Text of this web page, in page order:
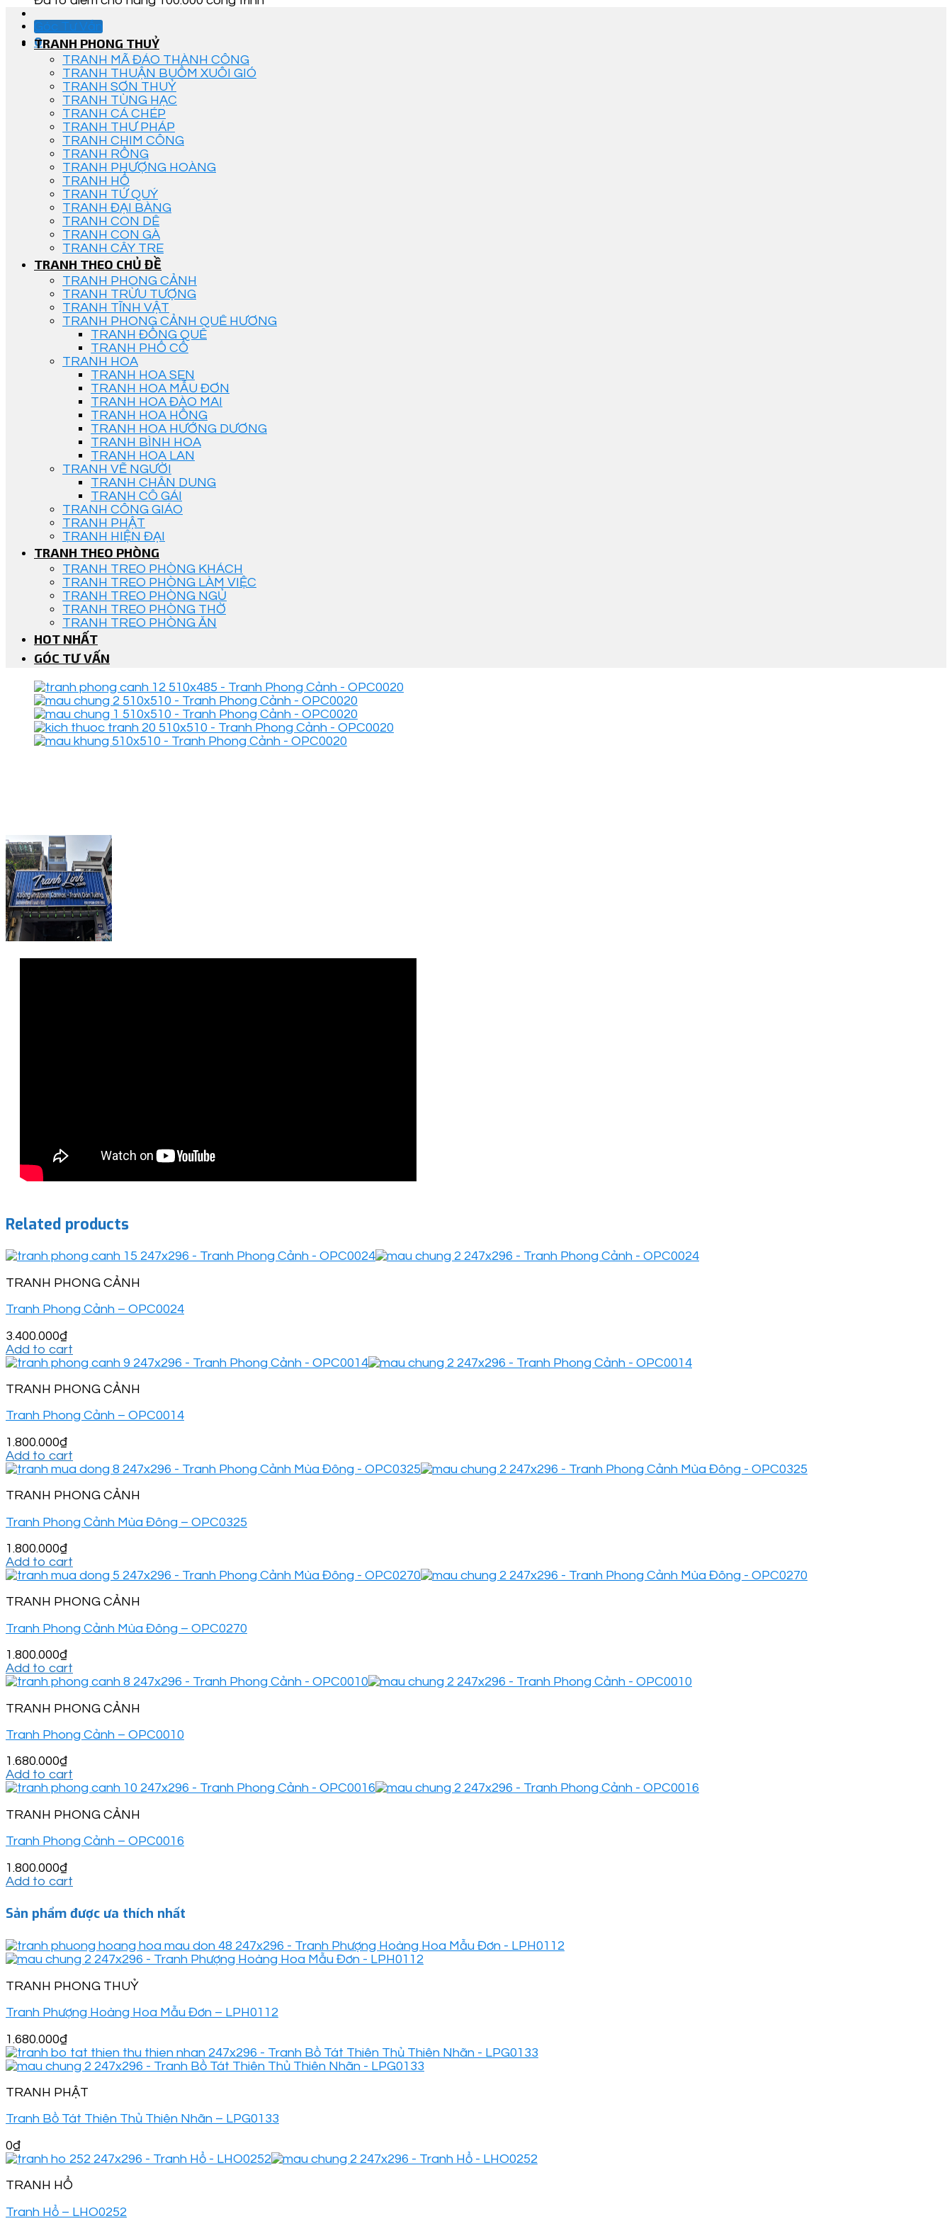
Góc Tư Vấn
0
TRANH PHONG THUỶ
TRANH MÃ ĐÁO THÀNH CÔNG
TRANH THUẬN BUỒM XUÔI GIÓ
TRANH SƠN THUỶ
TRANH TÙNG HẠC
TRANH CÁ CHÉP
TRANH THƯ PHÁP
TRANH CHIM CÔNG
TRANH RỒNG
TRANH PHƯỢNG HOÀNG
TRANH HỔ
TRANH TỨ QUÝ
TRANH ĐẠI BÀNG
TRANH CON DÊ
TRANH CON GÀ
TRANH CÂY TRE
TRANH THEO CHỦ ĐỀ
TRANH PHONG CẢNH
TRANH TRỪU TƯỢNG
TRANH TĨNH VẬT
TRANH PHONG CẢNH QUÊ HƯƠNG
TRANH ĐỒNG QUÊ
TRANH PHỐ CỔ
TRANH HOA
TRANH HOA SEN
TRANH HOA MẪU ĐƠN
TRANH HOA ĐÀO MAI
TRANH HOA HỒNG
TRANH HOA HƯỚNG DƯƠNG
TRANH BÌNH HOA
TRANH HOA LAN
TRANH VẼ NGƯỜI
TRANH CHÂN DUNG
TRANH CÔ GÁI
TRANH CÔNG GIÁO
TRANH PHẬT
TRANH HIỆN ĐẠI
TRANH THEO PHÒNG
TRANH TREO PHÒNG KHÁCH
TRANH TREO PHÒNG LÀM VIỆC
TRANH TREO PHÒNG NGỦ
TRANH TREO PHÒNG THỜ
TRANH TREO PHÒNG ĂN
HOT NHẤT
GÓC TƯ VẤN
Related products
TRANH PHONG CẢNH
Tranh Phong Cảnh – OPC0024
3.400.000₫
Add to cart
TRANH PHONG CẢNH
Tranh Phong Cảnh – OPC0014
1.800.000₫
Add to cart
TRANH PHONG CẢNH
Tranh Phong Cảnh Mùa Đông – OPC0325
1.800.000₫
Add to cart
TRANH PHONG CẢNH
Tranh Phong Cảnh Mùa Đông – OPC0270
1.800.000₫
Add to cart
TRANH PHONG CẢNH
Tranh Phong Cảnh – OPC0010
1.680.000₫
Add to cart
TRANH PHONG CẢNH
Tranh Phong Cảnh – OPC0016
1.800.000₫
Add to cart
Sản phẩm được ưa thích nhất
TRANH PHONG THUỶ
Tranh Phượng Hoàng Hoa Mẫu Đơn – LPH0112
1.680.000₫
TRANH PHẬT
Tranh Bồ Tát Thiên Thủ Thiên Nhãn – LPG0133
0₫
TRANH HỔ
Tranh Hổ – LHO0252